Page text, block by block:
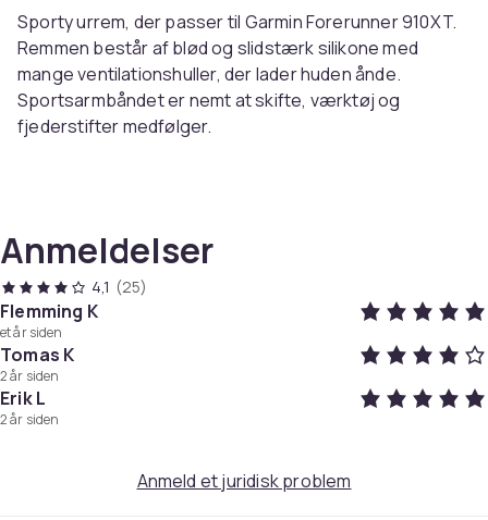
Sporty urrem, der passer til Garmin Forerunner 910XT.
Remmen består af blød og slidstærk silikone med
mange ventilationshuller, der lader huden ånde.
Sportsarmbåndet er nemt at skifte, værktøj og
fjederstifter medfølger.
Pakken indeholder:
1 x urrem
2 x skruetrækker
2 x fjederstifter
Farve
Black
Anmeldelser
4,1 (25)
Flemming K
et år siden
Tomas K
2 år siden
Erik L
2 år siden
Anmeld et juridisk problem